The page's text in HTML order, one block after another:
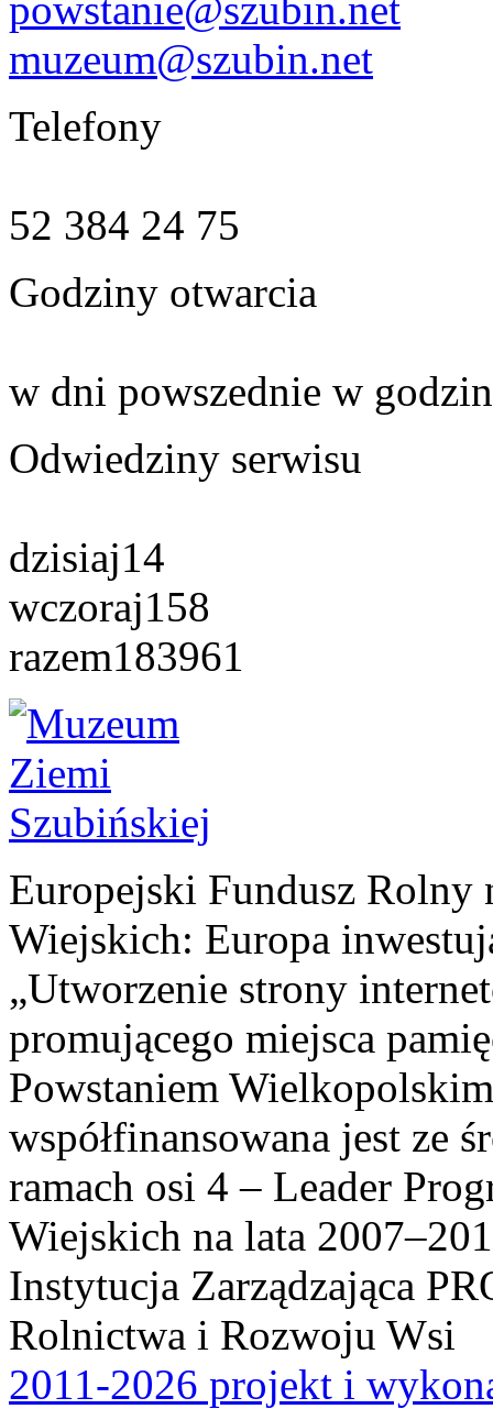
muzeum@szubin.net
Telefony
52 384 24 75
Godziny otwarcia
w dni powszednie w
Odwiedziny serwisu
dzisiaj14
wczoraj158
razem183961
Europejski Fundusz Rolny
Wiejskich: Europa
„Utworzenie strony
promującego miejsca
Powstaniem
współfinansowana jest ze
ramach osi 4 – Leader
Wiejskich na lata
Instytucja Zarządzająca
Rolnictwa i Rozwoju Wsi
2011-2026 projekt i